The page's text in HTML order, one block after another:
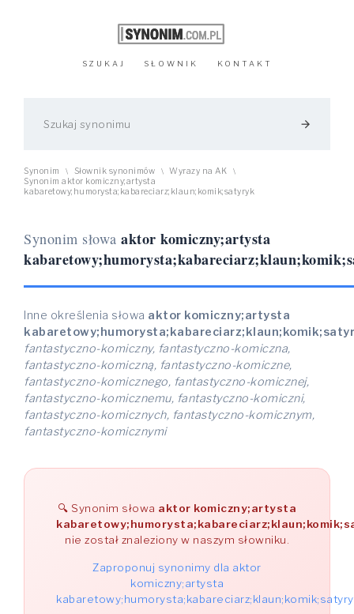
SZUKAJ SŁOWNIK KONTAKT
arrow_forward
Synonim \ Słownik synonimów \ Wyrazy na AK \
Synonim aktor komiczny;artysta
kabaretowy;humorysta;kabareciarz;klaun;komik;satyryk
Synonim słowa aktor komiczny;artysta
Inne określenia słowa aktor komiczny;artysta
fantastyczno-komiczny, fantastyczno-komiczna,
fantastyczno-komiczną, fantastyczno-komiczne,
fantastyczno-komicznego, fantastyczno-komicznej,
fantastyczno-komicznemu, fantastyczno-komiczni,
fantastyczno-komicznych, fantastyczno-komicznym,
fantastyczno-komicznymi
Synonim słowa aktor komiczny;artysta
nie został znaleziony w naszym słowniku.
Zaproponuj synonimy dla aktor
komiczny;artysta